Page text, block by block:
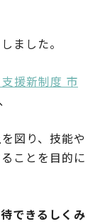
ました。
援新制度 市
図り、技能や
ことを目的に
できるしくみ